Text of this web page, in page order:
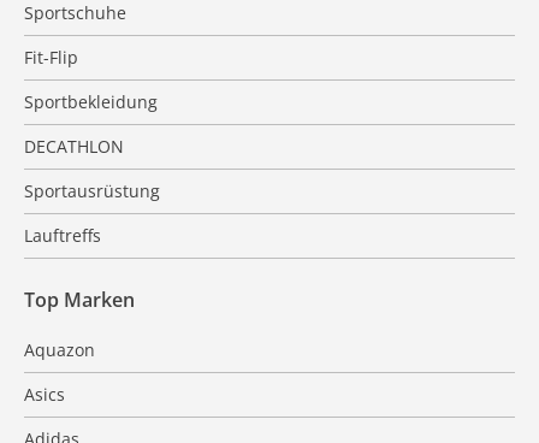
Sportschuhe
Fit-Flip
Sportbekleidung
DECATHLON
Sportausrüstung
Lauftreffs
Top Marken
Aquazon
Asics